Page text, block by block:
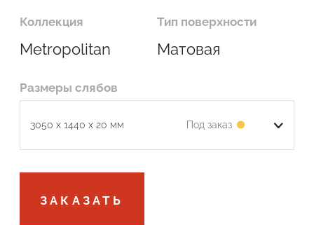
Коллекция
Metropolitan
Тип поверхности
Матовая
Размеры слябов
3050 x 1440 x 20 мм Под заказ
ЗАКАЗАТЬ
Подтвердите, что вы не робот
ОТПРАВИТЬ ЗАЯВКУ